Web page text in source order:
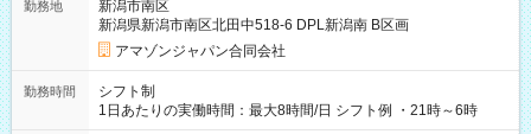
☆Amazon直雇用で安定して働けます！ 【試用期間】試用期間
あり 試用期間の長さ：1週間 雇用形態、給与は本採用時と同じ
です。
勤務地
新潟市南区
新潟県新潟市南区北田中518-6 DPL新潟南 B区画
アマゾンジャパン合同会社
勤務時間
シフト制
1日あたりの実働時間：最大8時間/日 シフト例 ・21時～6時